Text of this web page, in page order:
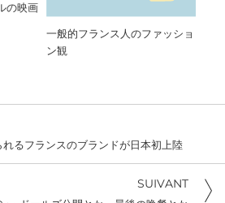
の映画
一般的フランス人のファッショ
ン観
るフランスのブランドが日本初上陸
SUIVANT